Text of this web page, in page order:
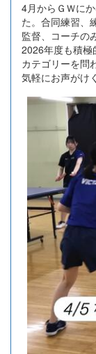
4月からＧＷに
た。合同練習、
監督、コーチの
2026年度も積極
カテゴリーを問
気軽にお声がけ